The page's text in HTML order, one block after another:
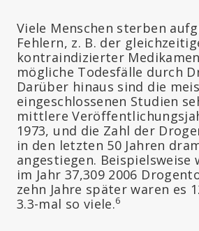
Viele Menschen sterben
Fehlern, z. B. der
kontraindizierter
mögliche Todesfälle durch
Darüber hinaus sind die
eingeschlossenen Studien
mittlere
1973, und die Zahl der
in den letzten 50 Jahren
angestiegen. Beispielsweise
im Jahr 37,309 2006
zehn Jahre später waren es
3.3-mal so viele.6